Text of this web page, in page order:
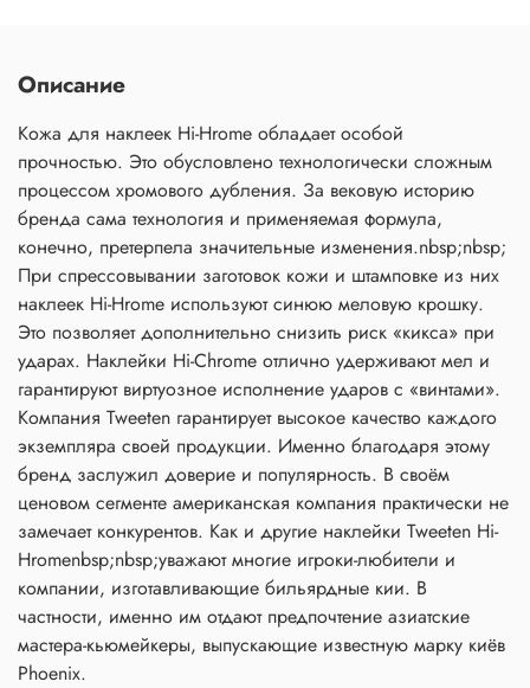
Описание
Кожа для наклеек Hi-Hrome обладает особой
прочностью. Это обусловлено технологически сложным
процессом хромового дубления. За вековую историю
бренда сама технология и применяемая формула,
конечно, претерпела значительные изменения.nbsp;nbsp;
При спрессовывании заготовок кожи и штамповке из них
наклеек Hi-Hrome используют синюю меловую крошку.
Это позволяет дополнительно снизить риск «кикса» при
ударах. Наклейки Hi-Chrome отлично удерживают мел и
гарантируют виртуозное исполнение ударов с «винтами».
Компания Tweeten гарантирует высокое качество каждого
экземпляра своей продукции. Именно благодаря этому
бренд заслужил доверие и популярность. В своём
ценовом сегменте американская компания практически не
замечает конкурентов. Как и другие наклейки Tweeten Hi-
Hromenbsp;nbsp;уважают многие игроки-любители и
компании, изготавливающие бильярдные кии. В
частности, именно им отдают предпочтение азиатские
мастера-кьюмейкеры, выпускающие известную марку киёв
Phoenix.